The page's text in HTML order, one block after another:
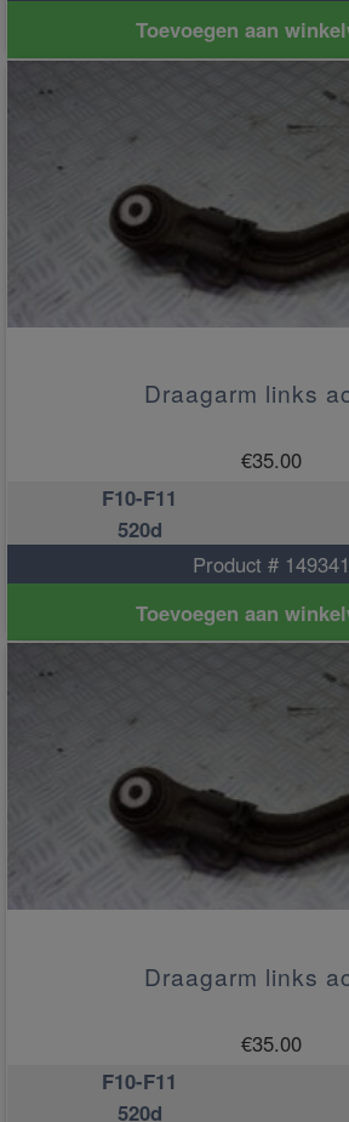
Toevoegen aan
Draagarm links
€35.00
F10-F11
520d
Product # 149341
Toevoegen aan
Draagarm links
€35.00
F10-F11
520d